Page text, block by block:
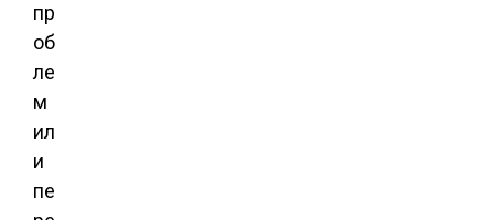
пр
об
ле
м
ил
и
пе